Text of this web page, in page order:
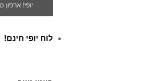
יופי! ארכיון
לוח יופי חינם!